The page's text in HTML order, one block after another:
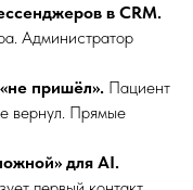
в CRM.
Администратор
пришёл». Пациент
вернул. Прямые
для AI.